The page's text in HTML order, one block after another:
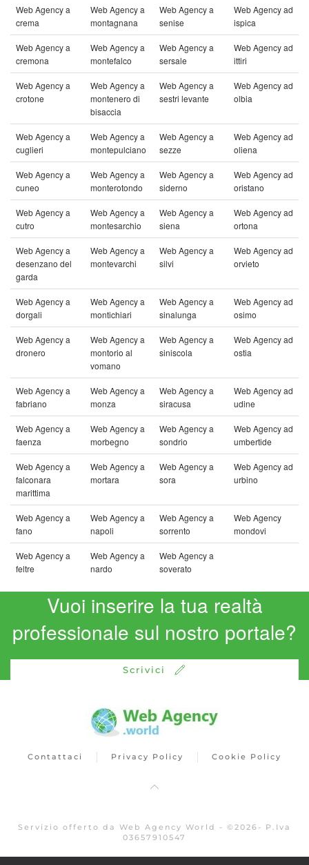
Web Agency a
crema
Web Agency a
montagnana
Web Agency a
senise
Web Agency ad
ispica
Web Agency a
cremona
Web Agency a
montefalco
Web Agency a
sersale
Web Agency ad
ittiri
Web Agency a
crotone
Web Agency a
montenero di
bisaccia
Web Agency a
sestri levante
Web Agency ad
olbia
Web Agency a
cuglieri
Web Agency a
montepulciano
Web Agency a
sezze
Web Agency ad
oliena
Web Agency a
cuneo
Web Agency a
monterotondo
Web Agency a
siderno
Web Agency ad
oristano
Web Agency a
cutro
Web Agency a
montesarchio
Web Agency a
siena
Web Agency ad
ortona
Web Agency a
desenzano del
garda
Web Agency a
montevarchi
Web Agency a
silvi
Web Agency ad
orvieto
Web Agency a
dorgali
Web Agency a
montichiari
Web Agency a
sinalunga
Web Agency ad
osimo
Web Agency a
dronero
Web Agency a
montorio al
vomano
Web Agency a
siniscola
Web Agency ad
ostia
Web Agency a
fabriano
Web Agency a
monza
Web Agency a
siracusa
Web Agency ad
udine
Web Agency a
faenza
Web Agency a
morbegno
Web Agency a
sondrio
Web Agency ad
umbertide
Web Agency a
falconara
marittima
Web Agency a
mortara
Web Agency a
sora
Web Agency ad
urbino
Web Agency a
fano
Web Agency a
napoli
Web Agency a
sorrento
Web Agency
mondovi
Web Agency a
feltre
Web Agency a
nardo
Web Agency a
soverato
Vuoi inserire la tua realtà
professionale sul nostro portale?
Scrivici
Contattaci Privacy Policy Cookie Policy
Servizio offerto da Web Agency World - © 2026 - P.Iva
03657910547